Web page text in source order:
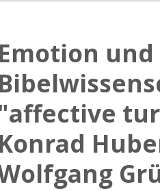
Emotion
Konrad